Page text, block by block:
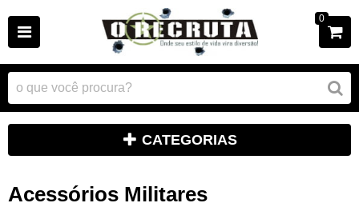
0
CATEGORIAS
Acessórios Militares